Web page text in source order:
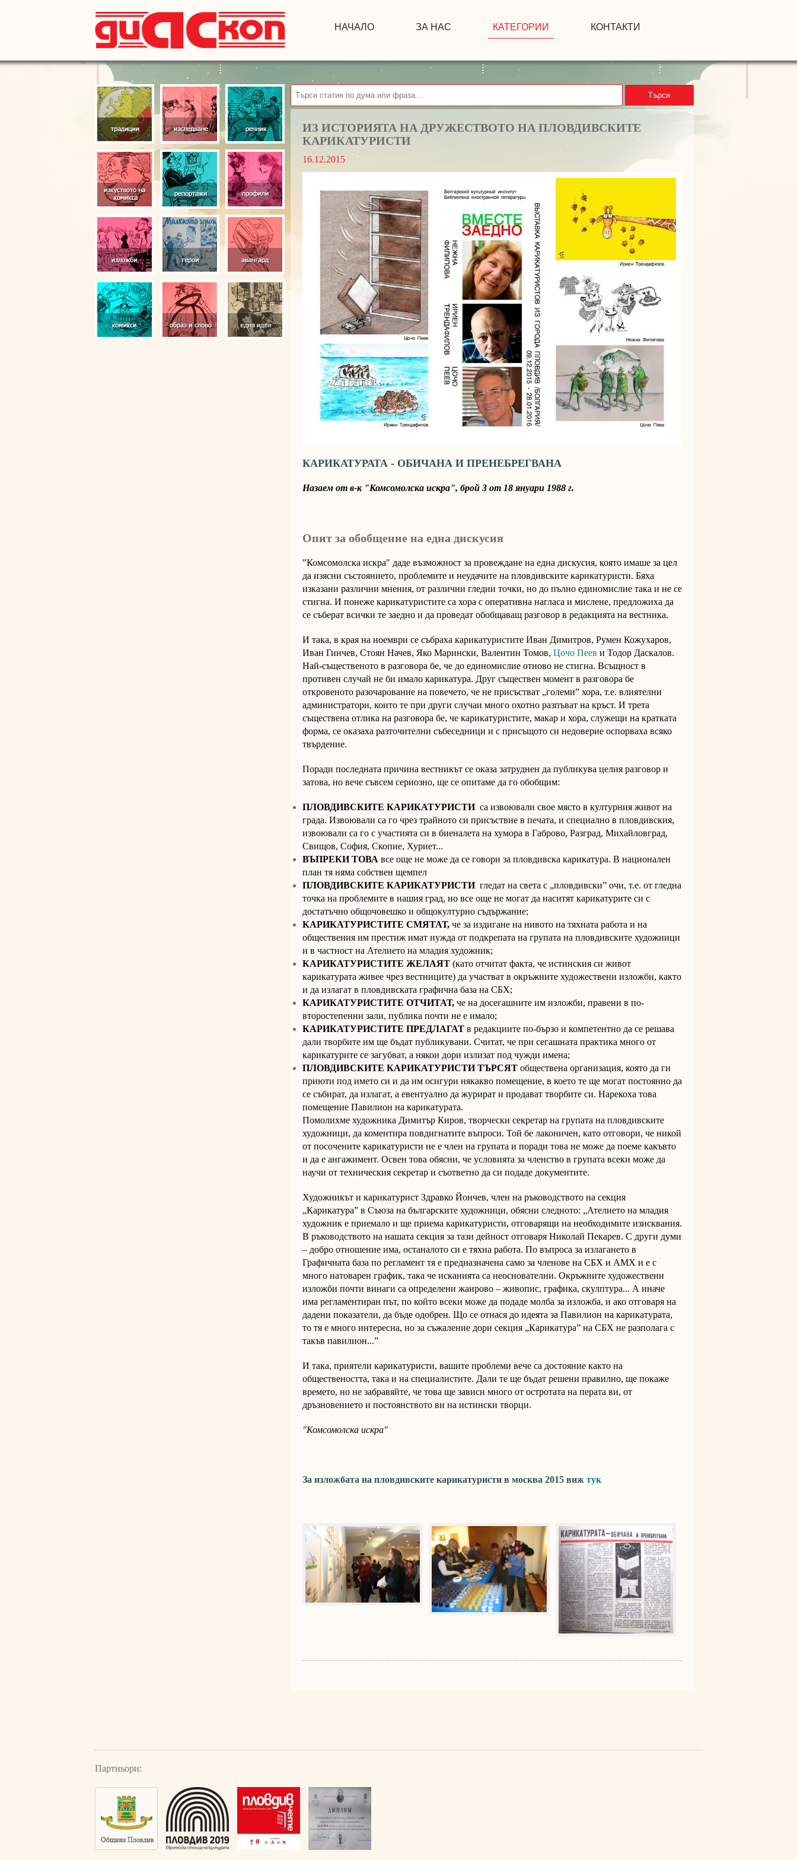
НАЧАЛО ЗА НАС КАТЕГОРИИ КОНТАКТИ
Търси
ИЗ ИСТОРИЯТА НА ДРУЖЕСТВОТО НА ПЛОВДИВСКИТЕ
КАРИКАТУРИСТИ
16.12.2015
КАРИКАТУРАТА - ОБИЧАНА И ПРЕНЕБРЕГВАНА
Назаем от в-к "Комсомолска искра", брой 3 от 18 януари 1988 г.
Опит за обобщение на една дискусия
"Комсомолска искра" даде възможност за провеждане на една дискусия, която имаше за цел
да изясни състоянието, проблемите и неудачите на пловдивските карикатуристи. Бяха
изказани различни мнения, от различни гледни точки, но до пълно единомислие така и не се
стигна. И понеже карикатуристите са хора с оперативна нагласа и мислене, предложиха да
се съберат всички те заедно и да проведат обобщаващ разговор в редакцията на вестника.
И така, в края на ноември се събраха карикатуристите Иван Димитров, Румен Кожухаров,
Иван Гинчев, Стоян Начев, Яко Марински, Валентин Томов, Цочо Пеев и Тодор Даскалов.
Най-същественото в разговора бе, че до единомислие отново не стигна. Всъщност в
противен случай не би имало карикатура. Друг съществен момент в разговора бе
откровеното разочарование на повечето, че не присъстват „големи” хора, т.е. влиятелни
администратори, които те при други случаи много охотно разпъват на кръст. И трета
съществена отлика на разговора бе, че карикатуристите, макар и хора, служещи на кратката
форма, се оказаха разточителни събеседници и с присъщото си недоверие оспорваха всяко
твърдение.
Поради последната причина вестникът се оказа затруднен да публикува целия разговор и
затова, но вече съвсем сериозно, ще се опитаме да го обобщим:
ПЛОВДИВСКИТЕ КАРИКАТУРИСТИ са извоювали свое място в културния живот на
града. Извоювали са го чрез трайното си присъствие в печата, и специално в пловдивския,
извоювали са го с участията си в биеналета на хумора в Габрово, Разград, Михайловград,
Свищов, София, Скопие, Хуриет...
ВЪПРЕКИ ТОВА все още не може да се говори за пловдивска карикатура. В национален
план тя няма собствен щемпел
ПЛОВДИВСКИТЕ КАРИКАТУРИСТИ гледат на света с „пловдивски” очи, т.е. от гледна
точка на проблемите в нашия град, но все още не могат да наситят карикатурите си с
достатъчно общочовешко и общокултурно съдържание;
КАРИКАТУРИСТИТЕ СМЯТАТ, че за издигане на нивото на тяхната работа и на
обществения им престиж имат нужда от подкрепата на групата на пловдивските художници
и в частност на Ателието на младия художник;
КАРИКАТУРИСТИТЕ ЖЕЛАЯТ (като отчитат факта, че истинския си живот
карикатурата живее чрез вестниците) да участват в окръжните художествени изложби, както
и да излагат в пловдивската графична база на СБХ;
КАРИКАТУРИСТИТЕ ОТЧИТАТ, че на досегашните им изложби, правени в по-
второстепенни зали, публика почти не е имало;
КАРИКАТУРИСТИТЕ ПРЕДЛАГАТ в редакциите по-бързо и компетентно да се решава
дали творбите им ще бъдат публикувани. Считат, че при сегашната практика много от
карикатурите се загубват, а някои дори излизат под чужди имена;
ПЛОВДИВСКИТЕ КАРИКАТУРИСТИ ТЪРСЯТ обществена организация, която да ги
приюти под името си и да им осигури някакво помещение, в което те ще могат постоянно да
се събират, да излагат, а евентуално да журират и продават творбите си. Нарекоха това
помещение Павилион на карикатурата.
Помолихме художника Димитър Киров, творчески секретар на групата на пловдивските
художници, да коментира повдигнатите въпроси. Той бе лаконичен, като отговори, че никой
от посочените карикатуристи не е член на групата и поради това не може да поеме какъвто
и да е ангажимент. Освен това обясни, че условията за членство в групата всеки може да
научи от техническия секретар и съответно да си подаде документите.
Художникът и карикатурист Здравко Йончев, член на ръководството на секция
„Карикатура” в Съюза на българските художници, обясни следното: „Ателието на младия
художник е приемало и ще приема карикатуристи, отговарящи на необходимите изисквания.
В ръководството на нашата секция за тази дейност отговаря Николай Пекарев. С други думи
– добро отношение има, останалото си е тяхна работа. По въпроса за излагането в
Графичната база по регламент тя е предназначена само за членове на СБХ и АМХ и е с
много натоварен график, така че исканията са неоснователни. Окръжните художествени
изложби почти винаги са определени жанрово – живопис, графика, скулптура... А иначе
има регламентиран път, по който всеки може да подаде молба за изложба, и ако отговаря на
дадени показатели, да бъде одобрен. Що се отнася до идеята за Павилион на карикатурата,
то тя е много интересна, но за съжаление дори секция „Карикатура” на СБХ не разполага с
такъв павилион...”
И така, приятели карикатуристи, вашите проблеми вече са достояние както на
обществеността, така и на специалистите. Дали те ще бъдат решени правилно, ще покаже
времето, но не забравяйте, че това ще зависи много от остротата на перата ви, от
дръзновението и постоянството ви на истински творци.
"Комсомолска искра"
За изложбата на пловдивските карикатуристи в москва 2015 виж тук
Партньори: